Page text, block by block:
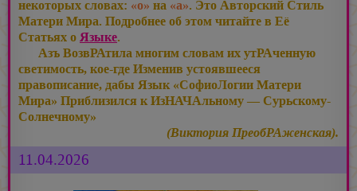
некоторых словах: «о» на «а». Это Авторский Стиль
Матери Мира. Подробнее об этом читайте в Её
Статьях оЯзыке.
Азъ ВозвРАтила многим словам их утРАченную
светимость, кое-где Изменив устоявшееся
правописание, дабы Язык «СофиоЛогии Матери
Мира» Приблизился к ИзНАЧАльному — Сурьскому-
Солнечному»
(Виктория ПреобРАженская).
11.04.2026